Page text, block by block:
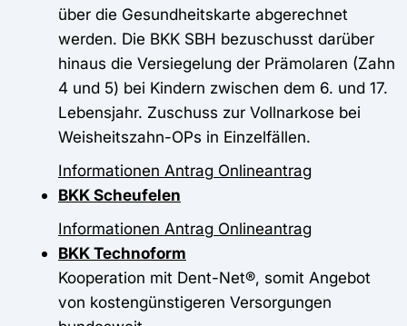
über die Gesundheitskarte abgerechnet
werden. Die BKK SBH bezuschusst darüber
hinaus die Versiegelung der Prämolaren (Zahn
4 und 5) bei Kindern zwischen dem 6. und 17.
Lebensjahr. Zuschuss zur Vollnarkose bei
Weisheitszahn-OPs in Einzelfällen.
Informationen Antrag Onlineantrag
BKK Scheufelen
Informationen Antrag Onlineantrag
BKK Technoform
Kooperation mit Dent-Net®, somit Angebot
von kostengünstigeren Versorgungen